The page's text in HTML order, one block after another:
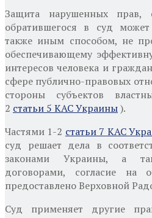
Защита нарушенных прав,
обратившегося в суд
также иным способом, не
обеспечивающему
интересов человека и
сфере публично-правовых
стороны субъектов
2 статьи 5 КАС Украины).
Частями 1-2 статьи 7 КАС
суд решает дела в
законами Украины, а
договорами, согласие на
предоставлено Верховной
Суд применяет другие